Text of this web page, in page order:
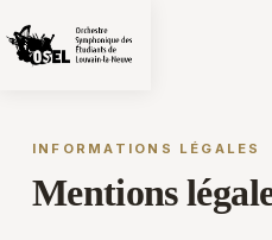
INFORMATIONS LÉGALES
Mentions